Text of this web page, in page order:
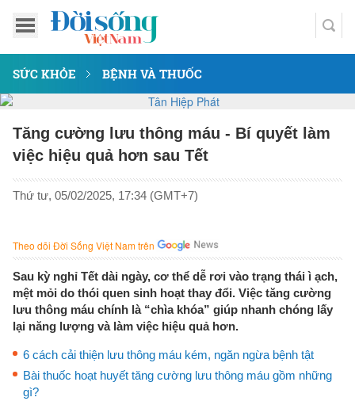
SỨC KHỎE BỆNH VÀ THUỐC
Tăng cường lưu thông máu - Bí quyết làm
việc hiệu quả hơn sau Tết
Thứ tư, 05/02/2025, 17:34 (GMT+7)
Theo dõi Đời Sống Việt Nam trên
Sau kỳ nghỉ Tết dài ngày, cơ thể dễ rơi vào trạng thái ì ạch,
mệt mỏi do thói quen sinh hoạt thay đổi. Việc tăng cường
lưu thông máu chính là “chìa khóa” giúp nhanh chóng lấy
lại năng lượng và làm việc hiệu quả hơn.
6 cách cải thiện lưu thông máu kém, ngăn ngừa bệnh tật
Bài thuốc hoạt huyết tăng cường lưu thông máu gồm những
gì?